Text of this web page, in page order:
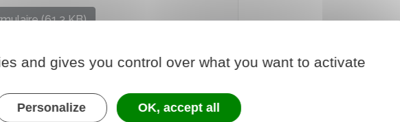
(61.3 KB)
finances
and gives you control over what you want to activate
Personalize OK, accept all